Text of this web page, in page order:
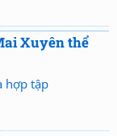
Xuyên thể
hợp tập